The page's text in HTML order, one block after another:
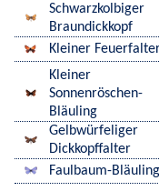
Schwarzkolbiger
Braundickkopf
Kleiner
Kleiner
Sonnenröschen-
Bläuling
Gelbwürfeliger
Dickkopffalter
Faulbaum-Bläuling